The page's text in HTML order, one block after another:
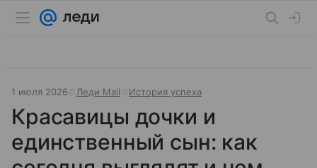
1 июля 2026 Леди Mail История успеха
Красавицы дочки и
единственный сын: как